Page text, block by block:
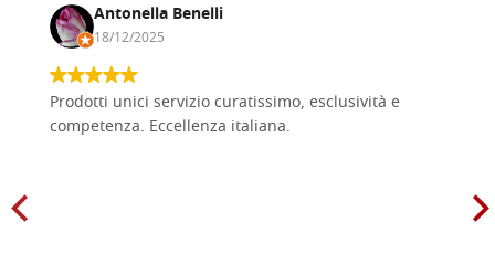
Antonella Benelli
18/12/2025
Prodotti unici servizio curatissimo, esclusività e
competenza. Eccellenza italiana.